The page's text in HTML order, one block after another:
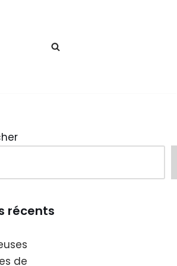
récents
de